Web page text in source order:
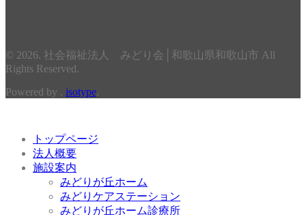
© 2026. 社会福祉法人 みどり会│和歌山県和歌山市 All
Rights Reserved.
Powered by . isotype.
トップページ
法人概要
施設案内
みどりが丘ホーム
みどりケアステーション
みどりが丘ホーム診療所